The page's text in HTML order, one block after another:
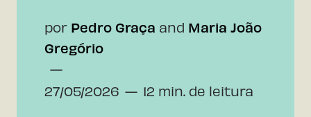
por Pedro Graça and Maria João
Gregório
27/05/2026 12 min. de leitura